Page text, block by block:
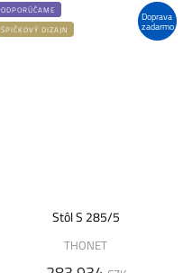
Doprava
zadarmo
ODPORÚČAME
ŠPIČKOVÝ DIZAJN
Stôl S 285/5
THONET